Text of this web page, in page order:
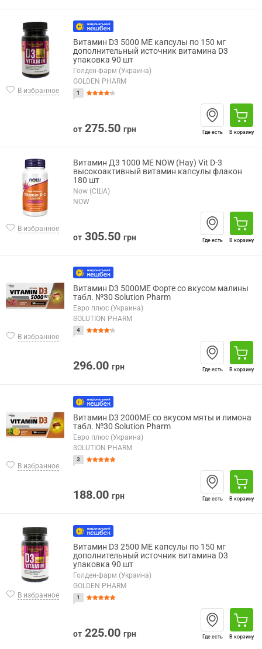
В избранное
Витамин D3 5000 МЕ капсулы по 150 мг
дополнительный источник витамина D3
упаковка 90 шт
Голден-фарм (Украина)
GOLDEN PHARM
1
от 275.50 грн Где есть В корзину
В избранное
Витамин Д3 1000 МЕ NOW (Нау) Vit D-3
высокоактивный витамин капсулы флакон
180 шт
Now (США)
NOW
от 305.50 грн Где есть В корзину
В избранное
Витамин D3 5000МЕ Форте со вкусом малины
табл. №30 Solution Pharm
Евро плюс (Украина)
SOLUTION PHARM
4
296.00 грн Где есть В корзину
В избранное
Витамин D3 2000МE со вкусом мяты и лимона
табл. №30 Solution Pharm
Евро плюс (Украина)
SOLUTION PHARM
3
188.00 грн Где есть В корзину
В избранное
Витамин D3 2500 МЕ капсулы по 150 мг
дополнительный источник витамина D3
упаковка 90 шт
Голден-фарм (Украина)
GOLDEN PHARM
1
от 225.00 грн Где есть В корзину